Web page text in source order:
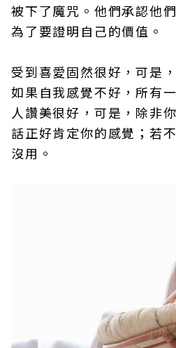
被下了魔咒。他們承認他
為了要證明自己的價值。
受到喜愛固然很好，可是
如果自我感覺不好，所有
人讚美很好，可是，除非
話正好肯定你的感覺；若
沒用。